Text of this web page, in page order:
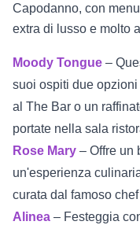
Capodanno, con
extra di lusso e molto
Moody Tongue –
suoi ospiti due
al The Bar o un
portate nella sala
Rose Mary – Offre un
un'esperienza
curata dal famoso
Alinea – Festeggia